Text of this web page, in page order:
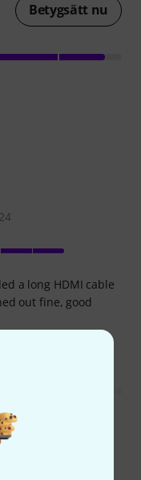
Betygsätt nu
a long HDMI cable
out fine, good